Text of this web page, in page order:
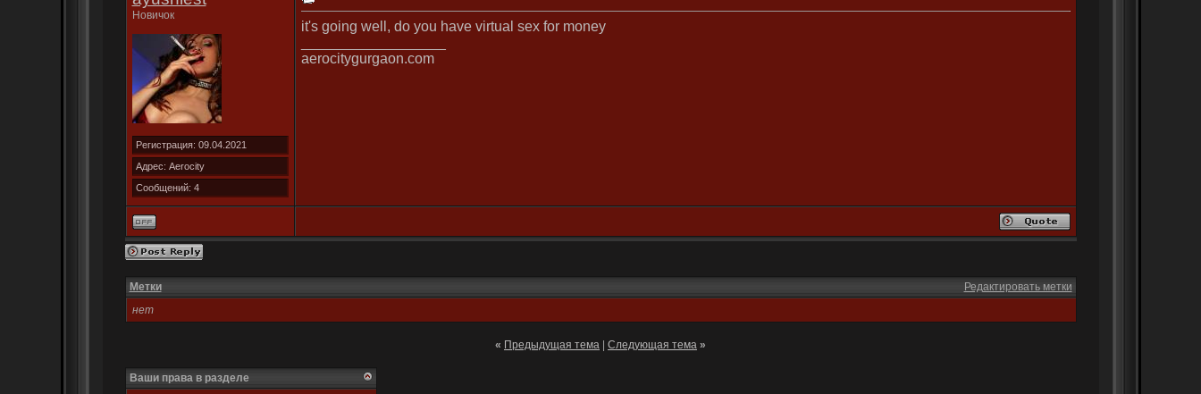
Новичок
Регистрация: 09.04.2021
Адрес: Aerocity
Сообщений: 4
it's going well, do you have virtual sex for money
aerocitygurgaon.com
Редактировать метки
Метки
нет
« Предыдущая тема Следующая тема »
Ваши права в разделе